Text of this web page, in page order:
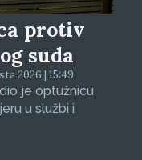
protiv
suda
2026 | 15:49
je optužnicu
u službi i